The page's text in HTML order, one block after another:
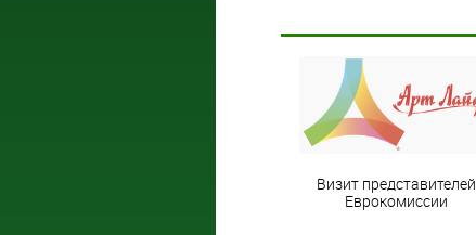
Визит представителей
Еврокомиссии